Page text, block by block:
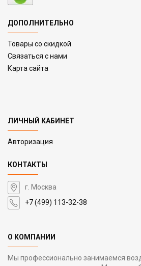
ДОПОЛНИТЕЛЬНО
Товары со скидкой
Связаться с нами
Карта сайта
ЛИЧНЫЙ КАБИНЕТ
Авторизация
КОНТАКТЫ
г. Москва
+7 (499) 113-32-38
О КОМПАНИИ
Мы профессионально занимаемся